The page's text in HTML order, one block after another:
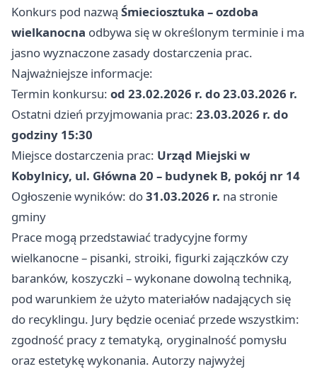
Konkurs pod nazwą Śmieciosztuka – ozdoba
wielkanocna odbywa się w określonym terminie i ma
jasno wyznaczone zasady dostarczenia prac.
Najważniejsze informacje:
Termin konkursu: od 23.02.2026 r. do 23.03.2026 r.
Ostatni dzień przyjmowania prac: 23.03.2026 r. do
godziny 15:30
Miejsce dostarczenia prac: Urząd Miejski w
Kobylnicy, ul. Główna 20 – budynek B, pokój nr 14
Ogłoszenie wyników: do31.03.2026 r. na stronie
gminy
Prace mogą przedstawiać tradycyjne formy
wielkanocne – pisanki, stroiki, figurki zajączków czy
baranków, koszyczki – wykonane dowolną techniką,
pod warunkiem że użyto materiałów nadających się
do recyklingu. Jury będzie oceniać przede wszystkim:
zgodność pracy z tematyką, oryginalność pomysłu
oraz estetykę wykonania. Autorzy najwyżej